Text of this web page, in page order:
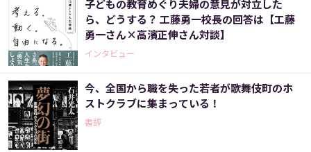
子どもの教育めぐり夫婦の意見が対立した
ら、どうする？ 工藤勇一校長の回答は【工藤
勇一さん×高濱正伸さん対談】
インタビュー
今、全国から職を失った若者が歌舞伎町のホ
ストクラブに集まっている！
書評